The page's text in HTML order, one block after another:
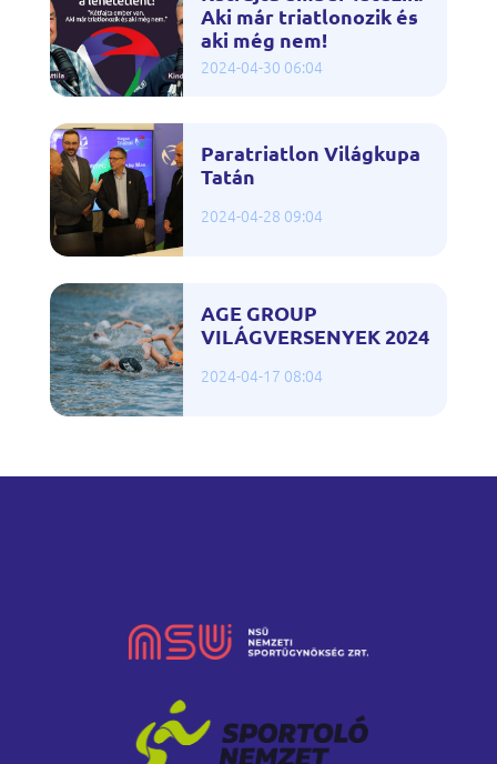
Aki már triatlonozik és
aki még nem!
2024-04-30 06:04
Paratriatlon Világkupa
Tatán
2024-04-28 09:04
AGE GROUP
VILÁGVERSENYEK 2024
2024-04-17 08:04